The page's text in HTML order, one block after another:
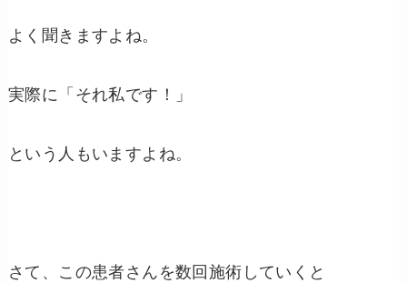
よく聞きますよね。
実際に「それ私です！」
という人もいますよね。
さて、この患者さんを数回施術していくと